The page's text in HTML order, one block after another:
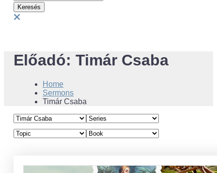
Előadó: Timár Csaba
Home
Sermons
Timár Csaba